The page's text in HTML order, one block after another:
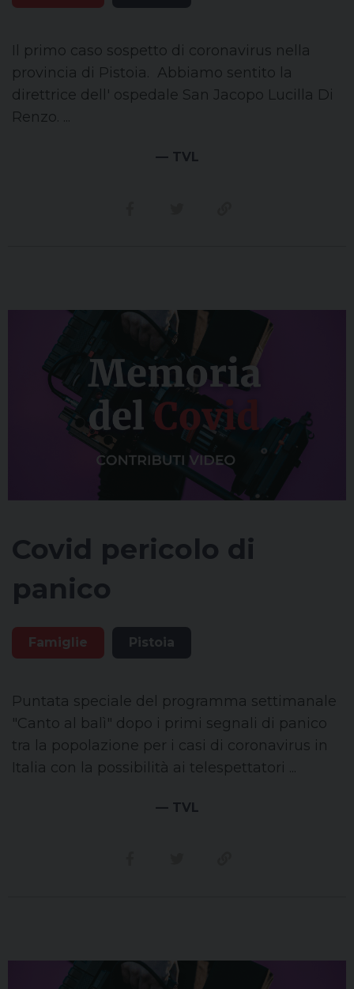
Il primo caso sospetto di coronavirus nella
provincia di Pistoia. Abbiamo sentito la
direttrice dell' ospedale San Jacopo Lucilla Di
Renzo. ...
— TVL
Covid pericolo di
panico
Famiglie Pistoia
Puntata speciale del programma settimanale
"Canto al balì" dopo i primi segnali di panico
tra la popolazione per i casi di coronavirus in
Italia con la possibilità ai telespettatori ...
— TVL